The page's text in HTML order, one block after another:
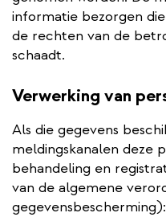
informatie bezorgen
de rechten van de
schaadt.
Verwerking van
Als die gegevens
meldingskanalen deze
behandeling en
van de algemene
gegevensbescherming):